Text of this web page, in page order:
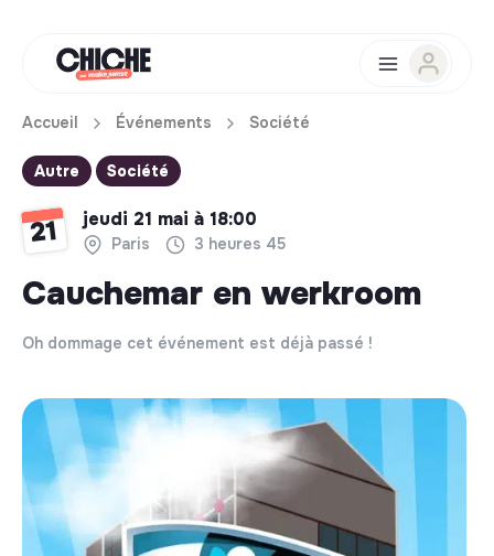
Accueil Événements Société
Autre Société
21 jeudi 21 mai à 18:00
Paris 3 heures 45
Cauchemar en werkroom
Oh dommage cet événement est déjà passé !